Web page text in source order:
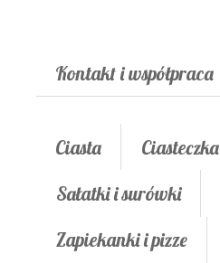
Kontakt i współpraca
Ciasta Ciasteczka
Sałatki i surówki
Zapiekanki i pizze